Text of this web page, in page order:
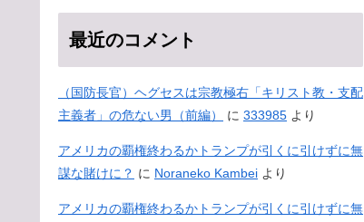
最近のコメント
（国防長官）ヘグセスは宗教極右「キリスト教・支配
主義者」の危ない男（前編）
に 333985 より
アメリカの覇権終わるかトランプが引くに引けずに無
謀な賭けに？ に Noraneko Kambei より
アメリカの覇権終わるかトランプが引くに引けずに無